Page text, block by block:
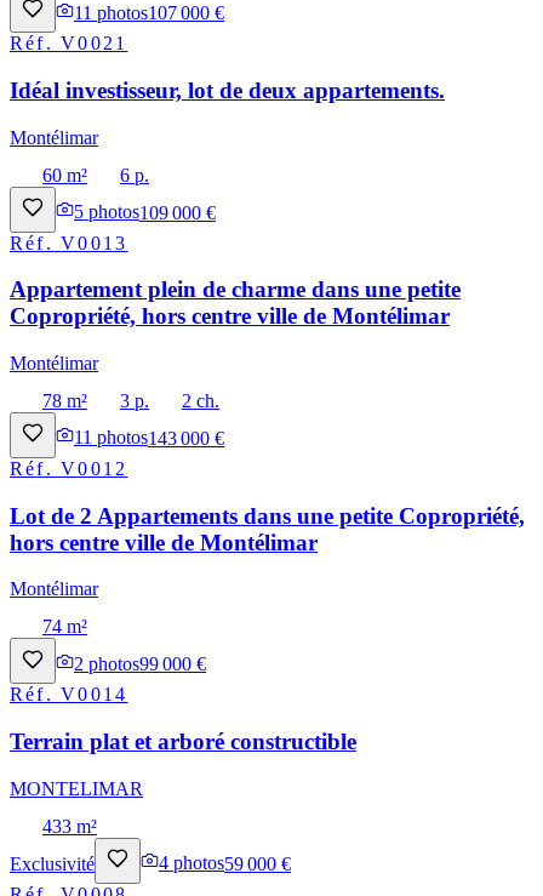
11 photos107 000 €
Réf.V0021
Idéal investisseur, lot de deux appartements.
Montélimar
60 m²
6 p.
5 photos109 000 €
Réf.V0013
Appartement plein de charme dans une petite
Copropriété, hors centre ville de Montélimar
Montélimar
78 m²
3 p.
2 ch.
11 photos143 000 €
Réf.V0012
Lot de 2 Appartements dans une petite Copropriété,
hors centre ville de Montélimar
Montélimar
74 m²
2 photos99 000 €
Réf.V0014
Terrain plat et arboré constructible
MONTELIMAR
433 m²
Exclusivité
4 photos59 000 €